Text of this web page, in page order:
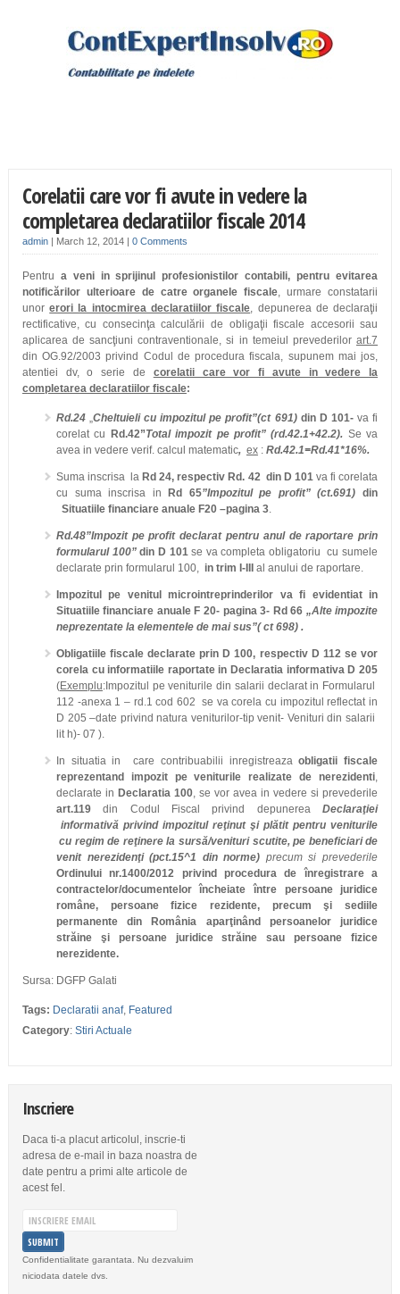
Corelatii care vor fi avute in vedere la
completarea declaratiilor fiscale 2014
admin| March 12, 2014 | 0 Comments
Pentru a veni in sprijinul profesionistilor contabili, pentru evitarea
notificărilor ulterioare de catre organele fiscale, urmare constatarii
unorerori la intocmirea declaratiilor fiscale, depunerea de declaraţii
rectificative, cu consecinţa calculării de obligaţii fiscale accesorii sau
aplicarea de sancţiuni contraventionale, si in temeiul prevederilorart.7
din OG.92/2003 privind Codul de procedura fiscala, supunem mai jos,
atentiei dv, o serie de corelatii care vor fi avute in vedere la
completarea declaratiilor fiscale:
Rd.24„Cheltuieli cu impozitul pe profit”(ct 691) din D 101-va fi
corelat cu
Rd.42”Total impozit pe profit” (rd.42.1+42.2). Se va
avea in vedere verif. calcul matematic, ex: Rd.42.1=Rd.41*16%.
Suma inscrisa la Rd 24, respectiv Rd. 42 din D 101va fi corelata
cu suma inscrisa in
Rd 65”Impozitul pe profit” (ct.691) din
Situatiile financiare anuale F20 –pagina 3.
Rd.48”Impozit pe profit declarat pentru anul de raportare prin
formularul 100” din D 101se va completa obligatoriu cu sumele
declarate prin formularul 100, in trim I-III al anului de raportare.
Impozitul pe venitul microintreprinderilor va fi evidentiat in
Situatiile financiare anuale F 20- pagina 3- Rd 66 „Alte impozite
neprezentate la elementele de mai sus”( ct 698) .
Obligatiile fiscale declarate prin D 100, respectiv D 112 se vor
corela cu informatiile raportate in Declaratia informativa D 205
(Exemplu:Impozitul pe veniturile din salarii declarat in Formularul
112 -anexa 1 – rd.1 cod 602 se va corela cu impozitul reflectat in
D 205 –date privind natura veniturilor-tip venit- Venituri din salarii
lit h)- 07 ).
In situatia in care contribuabilii inregistreazaobligatii fiscale
reprezentand impozit pe veniturile realizate de nerezidenti,
declarate in Declaratia 100, se vor avea in vedere si prevederile
art.119din Codul Fiscal privind depunereaDeclaraţiei
informativă privind impozitul reţinut şi plătit pentru veniturile
cu regim de reţinere la sursă/venituri scutite, pe beneficiari de
venit nerezidenţi (pct.15^1 din norme) precum si prevederile
Ordinului nr.1400/2012 privind procedura de înregistrare a
contractelor/documentelor încheiate între persoane juridice
române, persoane fizice rezidente, precum şi sediile
permanente din România aparţinând persoanelor juridice
străine şi persoane juridice străine sau persoane fizice
nerezidente.
Sursa: DGFP Galati
Tags: Declaratii anaf, Featured
Category: Stiri Actuale
Inscriere
Daca ti-a placut articolul, inscrie-ti
adresa de e-mail in baza noastra de
date pentru a primi alte articole de
acest fel.
Confidentialitate garantata. Nu dezvaluim
niciodata datele dvs.